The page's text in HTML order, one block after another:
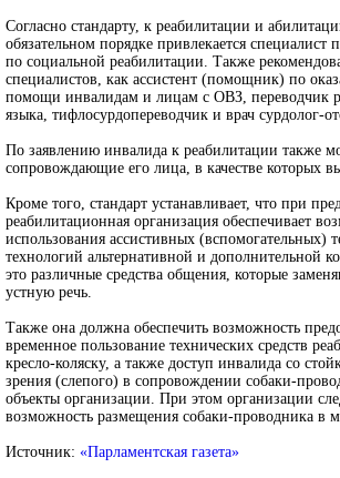
Согласно стандарту, к реабилитации и
обязательном порядке привлекается специалист
по социальной реабилитации. Также
специалистов, как ассистент (помощник) по
помощи инвалидам и лицам с ОВЗ, переводчик
языка, тифлосурдопереводчик и врач сурдолог-
По заявлению инвалида к реабилитации также
сопровождающие его лица, в качестве которых
Кроме того, стандарт устанавливает, что при
реабилитационная организация обеспечивает
использования ассистивных (вспомогательных)
технологий альтернативной и
это различные средства общения, которые
устную речь.
Также она должна обеспечить возможность
временное пользование технических средств
кресло-коляску, а также доступ инвалида со
зрения (слепого) в сопровождении собаки-
объекты организации. При этом организации
возможность размещения собаки-проводника в
Источник: «Парламентская газета»